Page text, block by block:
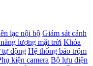
lạc nội bộ Giám sát cảnh
lượng mặt trời Khóa
tự động Hệ thống báo trộm
kiện camera Bộ lưu điện